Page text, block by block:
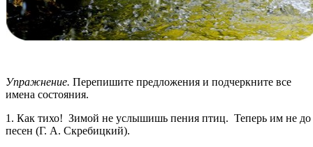
Упражнение. Перепишите предложения и подчеркните все
имена состояния.
1. Как тихо! Зимой не услышишь пения птиц. Теперь им не до
песен (Г. А. Скребицкий).